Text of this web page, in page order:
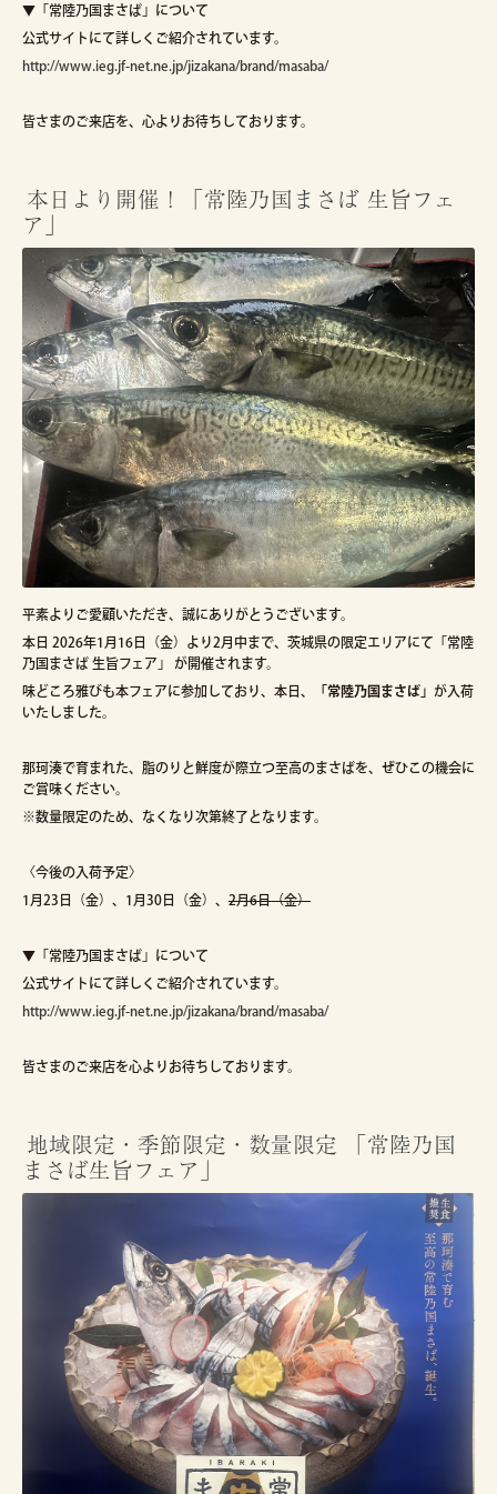
▼「常陸乃国まさば」について
公式サイトにて詳しくご紹介されています。
http://www.ieg.jf-net.ne.jp/jizakana/brand/masaba/
皆さまのご来店を、心よりお待ちしております。
本日より開催！「常陸乃国まさば 生旨フェ
ア」
平素よりご愛顧いただき、誠にありがとうございます。
本日 2026年1月16日（金）より2月中まで、茨城県の限定エリアにて「常陸
乃国まさば 生旨フェア」 が開催されます。
味どころ雅びも本フェアに参加しており、本日、 「常陸乃国まさば」 が入荷
いたしました。
那珂湊で育まれた、脂のりと鮮度が際立つ至高のまさばを、ぜひこの機会に
ご賞味ください。
※数量限定のため、なくなり次第終了となります。
〈今後の入荷予定〉
1月23日（金）、1月30日（金）、 2月6日（金）
▼「常陸乃国まさば」について
公式サイトにて詳しくご紹介されています。
http://www.ieg.jf-net.ne.jp/jizakana/brand/masaba/
皆さまのご来店を心よりお待ちしております。
地域限定・季節限定・数量限定 「常陸乃国
まさば生旨フェア」